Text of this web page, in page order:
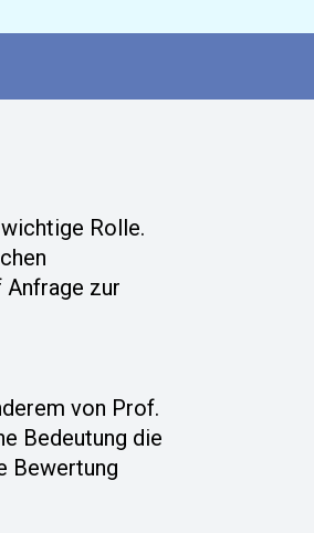
Rolle.
Anfrage zur
von Prof.
Bedeutung die
Bewertung